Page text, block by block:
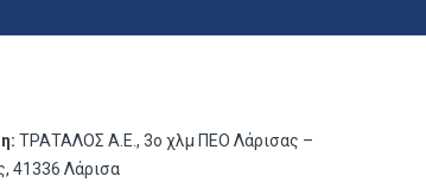
ΤΡΑΤΑΛΟΣ Α.Ε., 3ο χλμ ΠΕΟ Λάρισας –
41336 Λάρισα